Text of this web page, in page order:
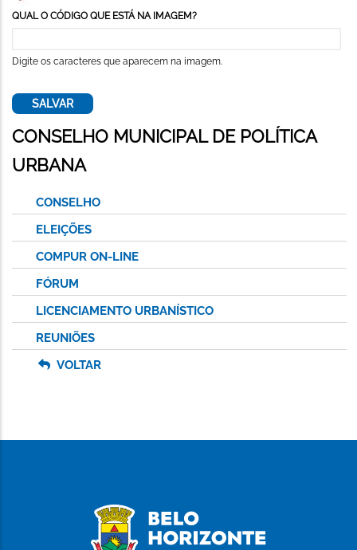
QUAL O CÓDIGO QUE ESTÁ NA IMAGEM?
Digite os caracteres que aparecem na imagem.
CONSELHO MUNICIPAL DE POLÍTICA
URBANA
CONSELHO
ELEIÇÕES
COMPUR ON-LINE
FÓRUM
LICENCIAMENTO URBANÍSTICO
REUNIÕES
VOLTAR